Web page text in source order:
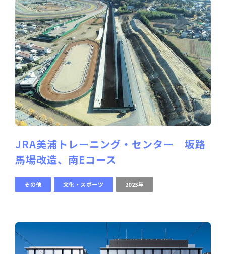
JRA美浦トレーニング・センター 坂路
馬場改造、南Eコース
その他 文化・スポーツ 2023年